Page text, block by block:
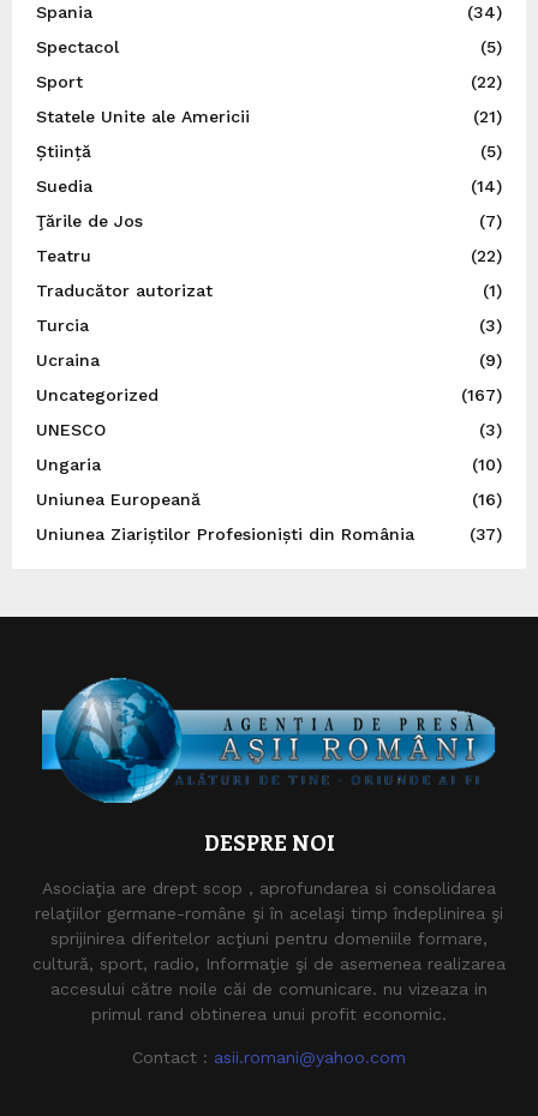
Spania
(34)
Spectacol
(5)
Sport
(22)
Statele Unite ale Americii
(21)
Știință
(5)
Suedia
(14)
Ţările de Jos
(7)
Teatru
(22)
Traducător autorizat
(1)
Turcia
(3)
Ucraina
(9)
Uncategorized
(167)
UNESCO
(3)
Ungaria
(10)
Uniunea Europeană
(16)
Uniunea Ziariștilor Profesioniști din România
(37)
DESPRE NOI
Asociaţia are drept scop , aprofundarea si consolidarea
relaţiilor germane-române şi în acelaşi timp îndeplinirea şi
sprijinirea diferitelor acţiuni pentru domeniile formare,
cultură, sport, radio, Informaţie şi de asemenea realizarea
accesului către noile căi de comunicare. nu vizeaza in
primul rand obtinerea unui profit economic.
Contact : asii.romani@yahoo.com